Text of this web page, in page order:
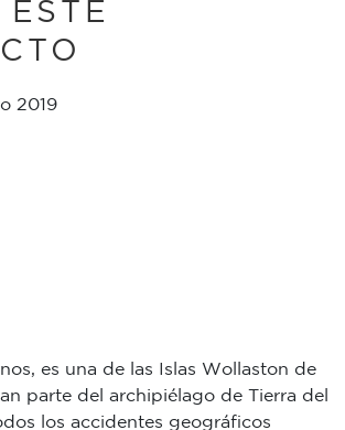
2019
es una de las Islas Wollaston de
parte del archipiélago de Tierra del
los accidentes geográficos